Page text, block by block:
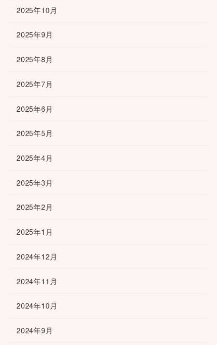
2025年10月
2025年9月
2025年8月
2025年7月
2025年6月
2025年5月
2025年4月
2025年3月
2025年2月
2025年1月
2024年12月
2024年11月
2024年10月
2024年9月